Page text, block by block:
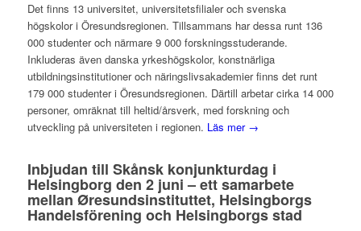
Det finns 13 universitet, universitetsfilialer och svenska
högskolor i Öresundsregionen. Tillsammans har dessa runt 136
000 studenter och närmare 9 000 forskningsstuderande.
Inkluderas även danska yrkeshögskolor, konstnärliga
utbildningsinstitutioner och näringslivsakademier finns det runt
179 000 studenter i Öresundsregionen. Därtill arbetar cirka 14 000
personer, omräknat till heltid/årsverk, med forskning och
utveckling på universiteten i regionen. Läs mer →
Inbjudan till Skånsk konjunkturdag i
Helsingborg den 2 juni – ett samarbete
mellan Øresundsinstituttet, Helsingborgs
Handelsförening och Helsingborgs stad